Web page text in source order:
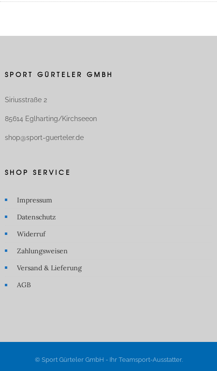
SPORT GÜRTELER GMBH
Siriusstraße 2
85614 Eglharting/Kirchseeon
shop@sport-guerteler.de
SHOP SERVICE
Impressum
Datenschutz
Widerruf
Zahlungsweisen
Versand & Lieferung
AGB
© Sport Gürteler GmbH - Ihr Teamsport-Ausstatter.